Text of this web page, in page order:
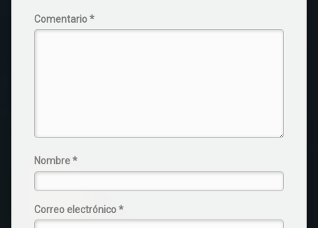
Comentario*
Nombre*
Correo electrónico*